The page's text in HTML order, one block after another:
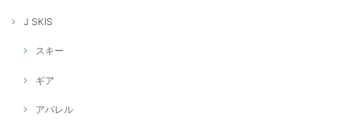
J SKIS
スキー
ギア
アパレル